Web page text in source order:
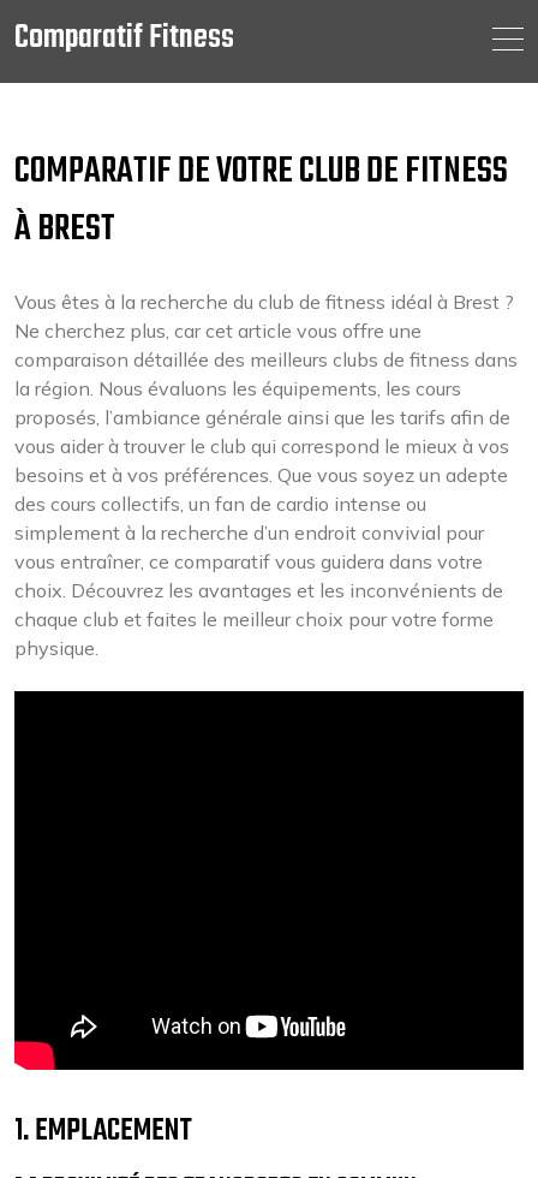
content
Comparatif Fitness
COMPARATIF DE VOTRE CLUB DE FITNESS
À BREST
Vous êtes à la recherche du club de fitness idéal à Brest ?
Ne cherchez plus, car cet article vous offre une
comparaison détaillée des meilleurs clubs de fitness dans
la région. Nous évaluons les équipements, les cours
proposés, l’ambiance générale ainsi que les tarifs afin de
vous aider à trouver le club qui correspond le mieux à vos
besoins et à vos préférences. Que vous soyez un adepte
des cours collectifs, un fan de cardio intense ou
simplement à la recherche d’un endroit convivial pour
vous entraîner, ce comparatif vous guidera dans votre
choix. Découvrez les avantages et les inconvénients de
chaque club et faites le meilleur choix pour votre forme
physique.
1. EMPLACEMENT